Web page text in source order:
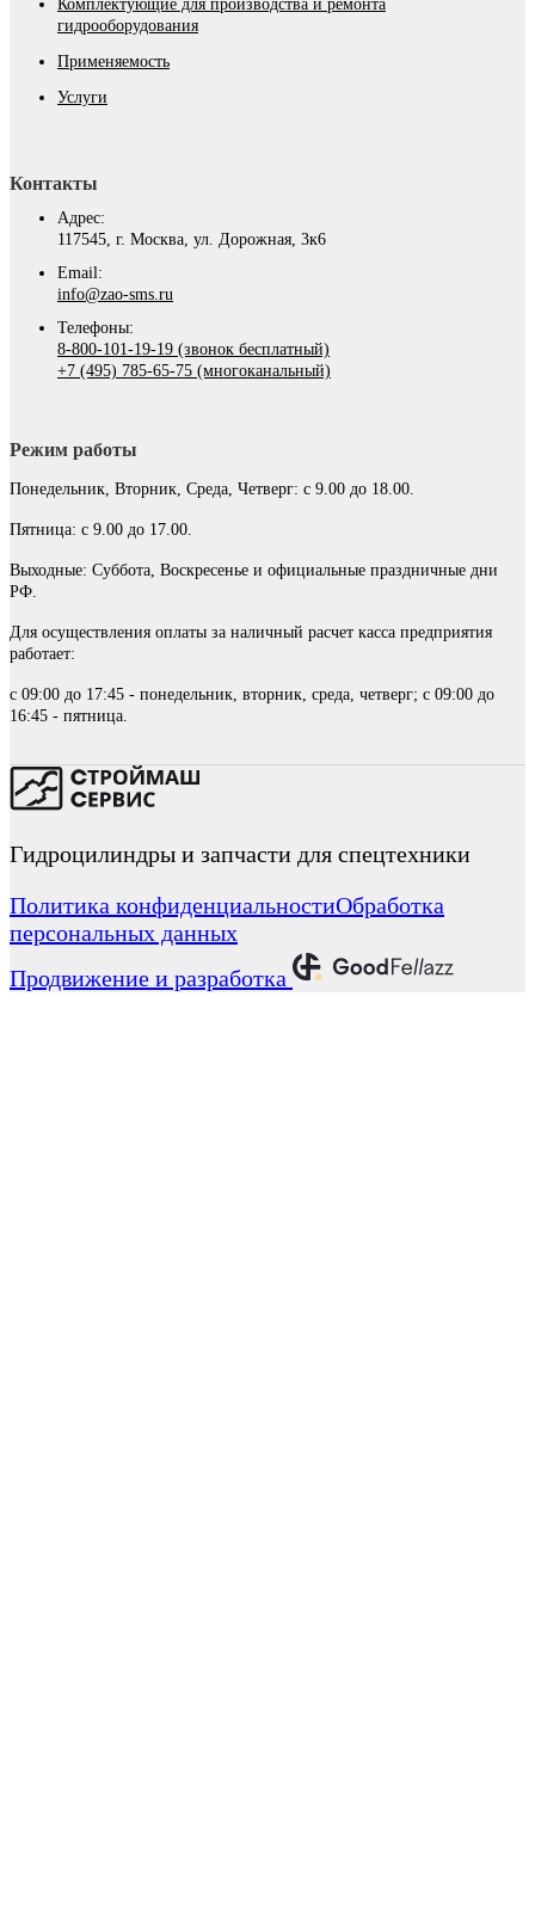
Комплектующие для производства и ремонта
гидрооборудования
Применяемость
Услуги
Контакты
Адрес:
117545, г. Москва, ул. Дорожная, 3к6
Email:
info@zao-sms.ru
Телефоны:
8-800-101-19-19 (звонок бесплатный)
+7 (495) 785-65-75 (многоканальный)
Режим работы
Понедельник, Вторник, Среда, Четверг: с 9.00 до 18.00.
Пятница: с 9.00 до 17.00.
Выходные: Суббота, Воскресенье и официальные праздничные дни
РФ.
Для осуществления оплаты за наличный расчет касса предприятия
работает:
с 09:00 до 17:45 - понедельник, вторник, среда, четверг; с 09:00 до
16:45 - пятница.
Гидроцилиндры и запчасти для спецтехники
Политика конфиденциальностиОбработка
персональных данных
Продвижение и разработка